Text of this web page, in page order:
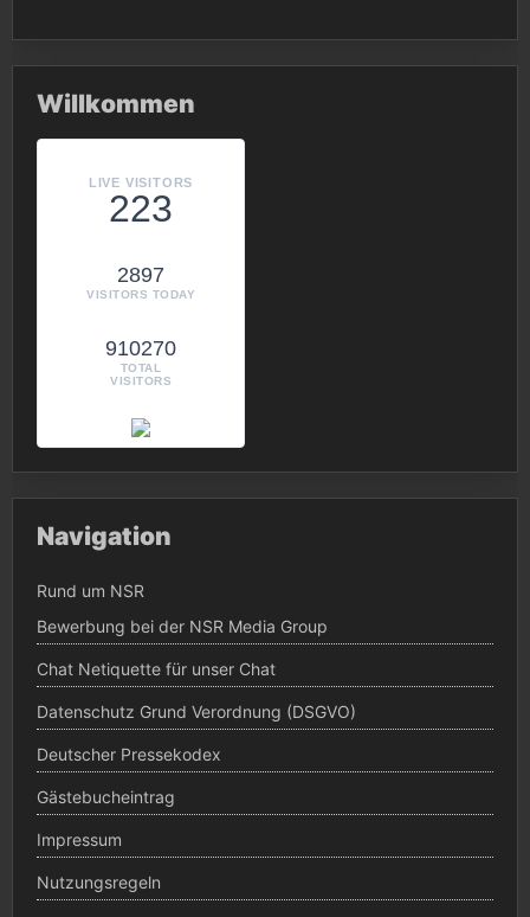
Willkommen
LIVE VISITORS
223
2897
VISITORS TODAY
910270
TOTAL
VISITORS
Navigation
Rund um NSR
Bewerbung bei der NSR Media Group
Chat Netiquette für unser Chat
Datenschutz Grund Verordnung (DSGVO)
Deutscher Pressekodex
Gästebucheintrag
Impressum
Nutzungsregeln